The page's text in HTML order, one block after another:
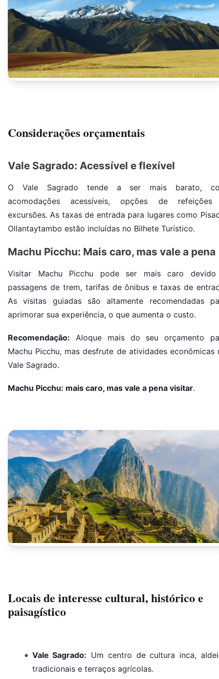
Considerações orçamentais
Vale Sagrado: Acessível e flexível
O Vale Sagrado tende a ser mais barato,
acomodações acessíveis, opções de
excursões. As taxas de entrada para lugares como
Ollantaytambo estão incluídas no Bilhete Turístico.
Machu Picchu: Mais caro, mas vale a pena
Visitar Machu Picchu pode ser mais caro
passagens de trem, tarifas de ônibus e taxas de
As visitas guiadas são altamente recomendadas
aprimorar sua experiência, o que aumenta o custo.
Recomendação: Aloque mais do seu orçamento
Machu Picchu, mas desfrute de atividades econômicas
Vale Sagrado.
Machu Picchu: mais caro, mas vale a pena visitar.
Locais de interesse cultural, histórico e
paisagístico
Vale Sagrado: Um centro de cultura inca,
tradicionais e terraços agrícolas.